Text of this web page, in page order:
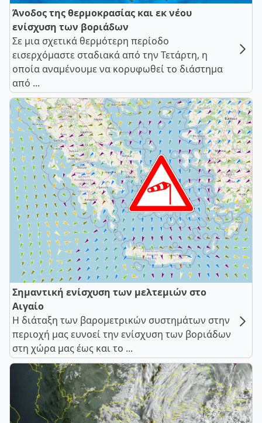
Άνοδος της θερμοκρασίας και εκ νέου
ενίσχυση των βοριάδων
Σε μια σχετικά θερμότερη περίοδο
εισερχόμαστε σταδιακά από την Τετάρτη, η
οποία αναμένουμε να κορυφωθεί το διάστημα
από ...
Σημαντική ενίσχυση των μελτεμιών στο
Αιγαίο
Η διάταξη των βαρομετρικών συστημάτων στην
περιοχή μας ευνοεί την ενίσχυση των βοριάδων
στη χώρα μας έως και το ...